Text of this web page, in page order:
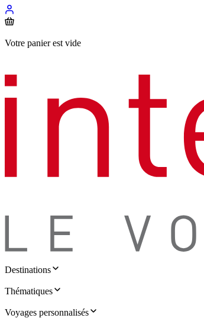
Votre panier est vide
Destinations
Thématiques
Voyages personnalisés